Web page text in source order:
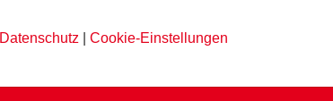
Datenschutz Cookie-Einstellungen